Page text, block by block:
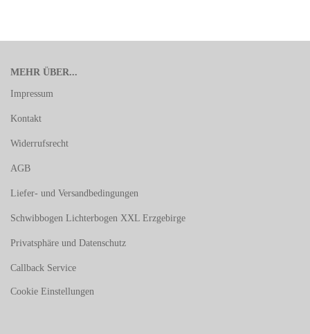
MEHR ÜBER...
Impressum
Kontakt
Widerrufsrecht
AGB
Liefer- und Versandbedingungen
Schwibbogen Lichterbogen XXL Erzgebirge
Privatsphäre und Datenschutz
Callback Service
Cookie Einstellungen